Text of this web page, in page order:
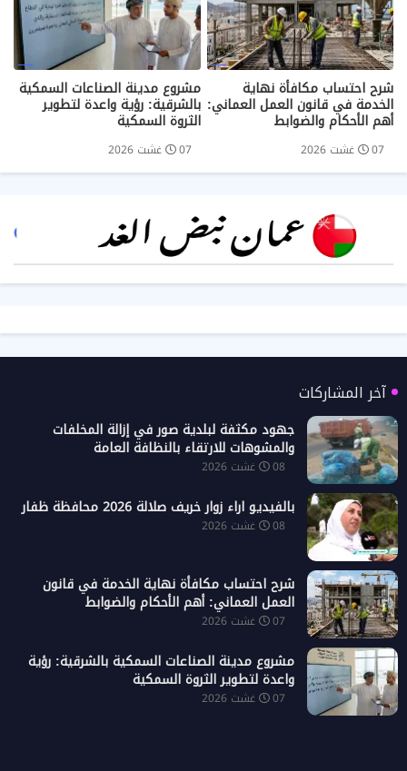
شرح احتساب مكافأة نهاية
الخدمة في قانون العمل العماني:
أهم الأحكام والضوابط
07 غشت 2026
مشروع مدينة الصناعات السمكية
بالشرقية: رؤية واعدة لتطوير
الثروة السمكية
07 غشت 2026
آخر المشاركات
جهود مكثفة لبلدية صور في إزالة المخلفات
والمشوهات للارتقاء بالنظافة العامة
08 غشت 2026
بالفيديو اراء زوار خريف صلالة 2026 محافظة ظفار
08 غشت 2026
شرح احتساب مكافأة نهاية الخدمة في قانون
العمل العماني: أهم الأحكام والضوابط
07 غشت 2026
مشروع مدينة الصناعات السمكية بالشرقية: رؤية
واعدة لتطوير الثروة السمكية
07 غشت 2026